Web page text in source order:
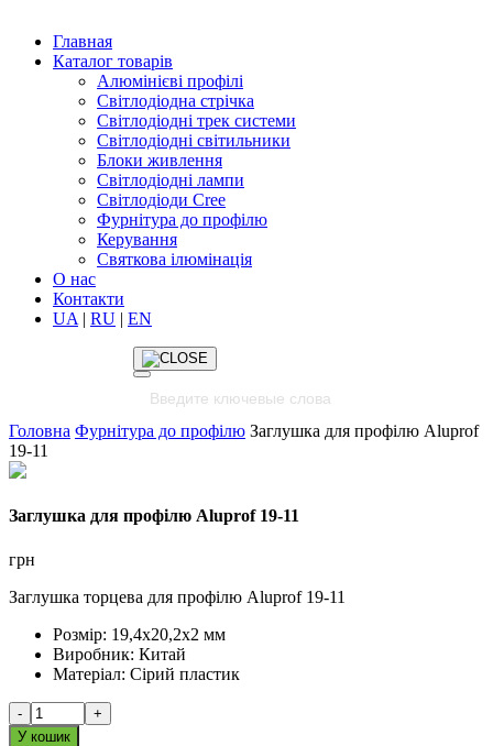
Главная
Каталог товарів
Алюмінієві профілі
Світлодіодна стрічка
Світлодіодні трек системи
Світлодіодні світильники
Блоки живлення
Світлодіодні лампи
Світлодіоди Cree
Фурнітура до профілю
Керування
Святкова ілюмінація
О нас
Контакти
UA | RU | EN
Головна Фурнітура до профілю Заглушка для профілю Aluprof
19-11
Заглушка для профілю Aluprof 19-11
грн
Заглушка торцева для профілю Aluprof 19-11
Розмір: 19,4х20,2х2 мм
Виробник: Китай
Матеріал: Сірий пластик
-
+
У кошик